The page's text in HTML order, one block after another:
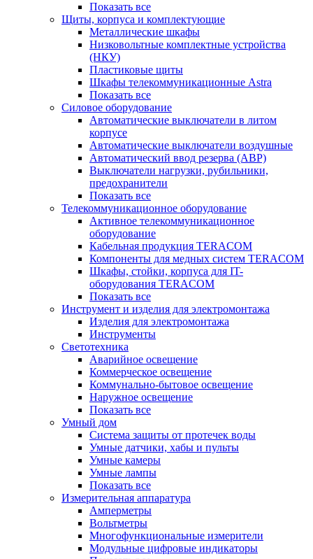
Показать все
Щиты, корпуса и комплектующие
Металлические шкафы
Низковольтные комплектные устройства
(НКУ)
Пластиковые щиты
Шкафы телекоммуникационные Astra
Показать все
Силовое оборудование
Автоматические выключатели в литом
корпусе
Автоматические выключатели воздушные
Автоматический ввод резерва (АВР)
Выключатели нагрузки, рубильники,
предохранители
Показать все
Телекоммуникационное оборудование
Активное телекоммуникационное
оборудование
Кабельная продукция TERACOM
Компоненты для медных систем TERACOM
Шкафы, стойки, корпуса для IT-
оборудования TERACOM
Показать все
Инструмент и изделия для электромонтажа
Изделия для электромонтажа
Инструменты
Светотехника
Аварийное освещение
Коммерческое освещение
Коммунально-бытовое освещение
Наружное освещение
Показать все
Умный дом
Система защиты от протечек воды
Умные датчики, хабы и пульты
Умные камеры
Умные лампы
Показать все
Измерительная аппаратура
Амперметры
Вольтметры
Многофункциональные измерители
Модульные цифровые индикаторы